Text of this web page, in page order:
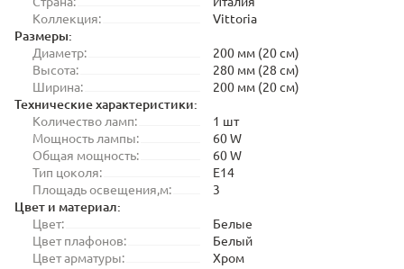
Коллекция:
Vittoria
Размеры:
Диаметр:
200 мм (20 см)
Высота:
280 мм (28 см)
Ширина:
200 мм (20 см)
Технические характеристики:
Количество ламп:
1 шт
Мощность лампы:
60 W
Общая мощность:
60 W
Тип цоколя:
E14
Площадь освещения,м:
3
Цвет и материал:
Цвет:
Белые
Цвет плафонов:
Белый
Цвет арматуры:
Хром